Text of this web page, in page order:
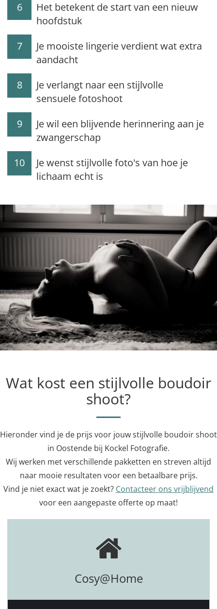
6
Het betekent de start van een nieuw
hoofdstuk
7
Je mooiste lingerie verdient wat extra
aandacht
8
Je verlangt naar een stijlvolle
sensuele fotoshoot
9
Je wil een blijvende herinnering aan je
zwangerschap
10
Je wenst stijlvolle foto's van hoe je
lichaam echt is
Wat kost een stijlvolle boudoir
shoot?
Hieronder vind je de prijs voor jouw stijlvolle boudoir shoot
in Oostende bij Kockel Fotografie.
Wij werken met verschillende pakketten en streven altijd
naar mooie resultaten voor een betaalbare prijs.
Vind je niet exact wat je zoekt? Contacteer ons vrijblijvend
voor een aangepaste offerte op maat!
Cosy@Home